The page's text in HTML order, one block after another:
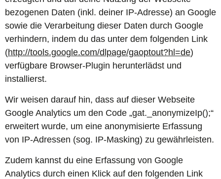
bezogenen Daten (inkl. deiner IP-Adresse) an Google
sowie die Verarbeitung dieser Daten durch Google
verhindern, indem du das unter dem folgenden Link
(http://tools.google.com/dlpage/gaoptout?hl=de)
verfügbare Browser-Plugin herunterlädst und
installierst.
Wir weisen darauf hin, dass auf dieser Webseite
Google Analytics um den Code „gat._anonymizeIp();“
erweitert wurde, um eine anonymisierte Erfassung
von IP-Adressen (sog. IP-Masking) zu gewährleisten.
Zudem kannst du eine Erfassung von Google
Analytics durch einen Klick auf den folgenden Link